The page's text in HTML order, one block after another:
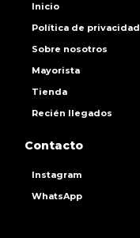
Inicio
Política de privacidad
Sobre nosotros
Mayorista
Tienda
Recién llegados
Instagram
WhatsApp
Contacto